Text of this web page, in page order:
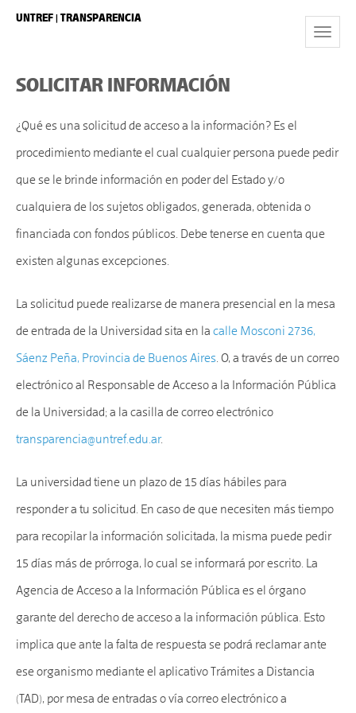
Toggle
UNTREF | TRANSPARENCIA
SOLICITAR INFORMACIÓN
¿Qué es una solicitud de acceso a la información? Es el
procedimiento mediante el cual cualquier persona puede pedir
que se le brinde información en poder del Estado y/o
cualquiera de los sujetos obligados, generada, obtenida o
financiada con fondos públicos. Debe tenerse en cuenta que
existen algunas excepciones.
La solicitud puede realizarse de manera presencial en la mesa
de entrada de la Universidad sita en la calle Mosconi 2736,
Sáenz Peña, Provincia de Buenos Aires . O, a través de un correo
electrónico al Responsable de Acceso a la Información Pública
de la Universidad; a la casilla de correo electrónico
transparencia@untref.edu.ar.
La universidad tiene un plazo de 15 días hábiles para
responder a tu solicitud. En caso de que necesiten más tiempo
para recopilar la información solicitada, la misma puede pedir
15 días más de prórroga, lo cual se informará por escrito. La
Agencia de Acceso a la Información Pública es el órgano
garante del derecho de acceso a la información pública. Esto
implica que ante la falta de respuesta se podrá reclamar ante
ese organismo mediante el aplicativo Trámites a Distancia
(TAD), por mesa de entradas o vía correo electrónico a